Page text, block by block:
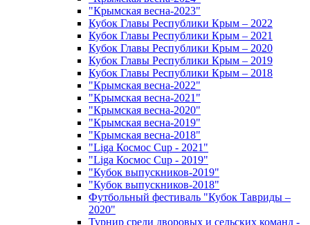
"Крымская весна-2023"
Кубок Главы Республики Крым – 2022
Кубок Главы Республики Крым – 2021
Кубок Главы Республики Крым – 2020
Кубок Главы Республики Крым – 2019
Кубок Главы Республики Крым – 2018
"Крымская весна-2022"
"Крымская весна-2021"
"Крымская весна-2020"
"Крымская весна-2019"
"Крымская весна-2018"
"Liga Космос Cup - 2021"
"Liga Космос Cup - 2019"
"Кубок выпускников-2019"
"Кубок выпускников-2018"
Футбольный фестиваль "Кубок Тавриды –
2020"
Турнир среди дворовых и сельских команд -